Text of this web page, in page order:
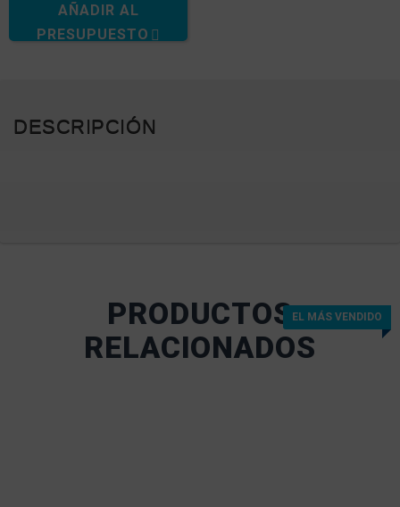
AÑADIR AL
PRESUPUESTO
DESCRIPCIÓN
PRODUCTOS
RELACIONADOS
EL MÁS VENDIDO